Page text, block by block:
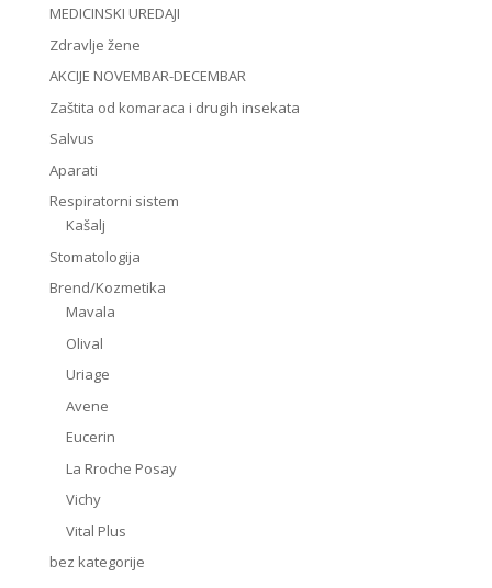
MEDICINSKI UREDAJI
Zdravlje žene
AKCIJE NOVEMBAR-DECEMBAR
Zaštita od komaraca i drugih insekata
Salvus
Aparati
Respiratorni sistem
Kašalj
Stomatologija
Brend/Kozmetika
Mavala
Olival
Uriage
Avene
Eucerin
La Rroche Posay
Vichy
Vital Plus
bez kategorije